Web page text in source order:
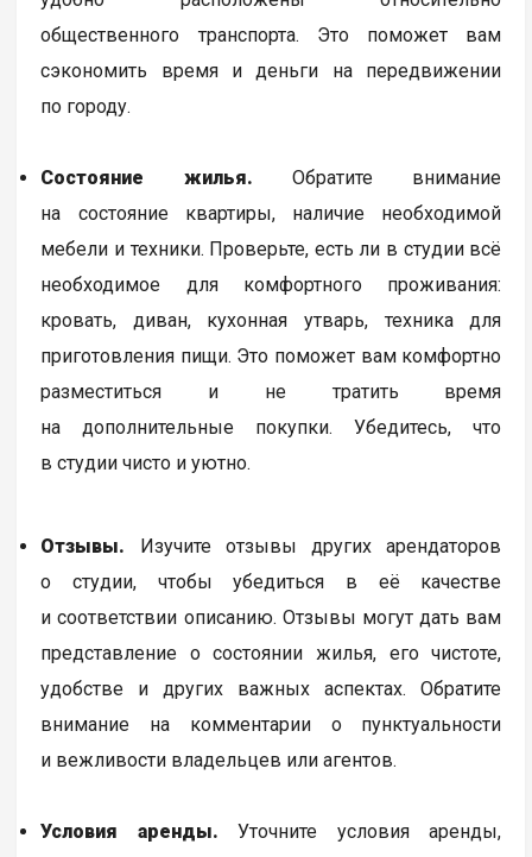
общественного транспорта. Это поможет вам
сэкономить время и деньги на передвижении
по городу.
Состояние жилья. Обратите внимание
на состояние квартиры, наличие необходимой
мебели и техники. Проверьте, есть ли в студии всё
необходимое для комфортного проживания:
кровать, диван, кухонная утварь, техника для
приготовления пищи. Это поможет вам комфортно
разместиться и не тратить время
на дополнительные покупки. Убедитесь, что
в студии чисто и уютно.
Отзывы. Изучите отзывы других арендаторов
о студии, чтобы убедиться в её качестве
и соответствии описанию. Отзывы могут дать вам
представление о состоянии жилья, его чистоте,
удобстве и других важных аспектах. Обратите
внимание на комментарии о пунктуальности
и вежливости владельцев или агентов.
Условия аренды. Уточните условия аренды,